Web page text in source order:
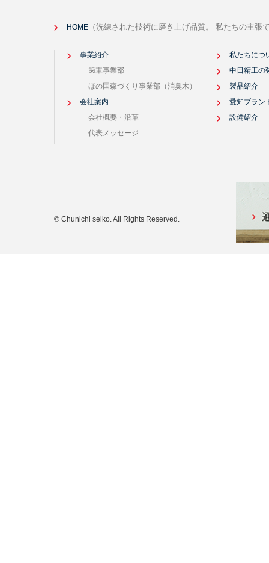
HOME （洗練された技術に磨き上げ品質。 私たちの主張
事業紹介
歯車事業部
ほの国森づくり事業部（消臭木）
会社案内
会社概要・沿革
代表メッセージ
私たちにつ
中日精工の
製品紹介
愛知ブラン
設備紹介
© Chunichi seiko. All Rights Reserved.